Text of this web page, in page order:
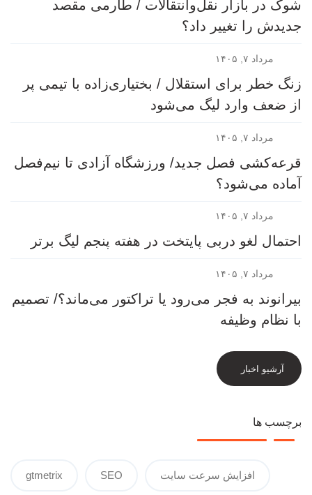
شوک در بازار نقل‌وانتقالات / طارمی مقصد
جدیدش را تغییر داد؟
مرداد ۷, ۱۴۰۵
زنگ خطر برای استقلال / بختیاری‌زاده با تیمی پر
از ضعف وارد لیگ می‌شود
مرداد ۷, ۱۴۰۵
قرعه‎‌کشی فصل جدید/ ورزشگاه آزادی تا نیم‌فصل
آماده می‌شود؟
مرداد ۷, ۱۴۰۵
احتمال لغو دربی پایتخت در هفته پنجم لیگ برتر
مرداد ۷, ۱۴۰۵
بیرانوند به فجر می‌رود یا تراکتور می‌ماند؟/ تصمیم
با نظام وظیفه
آرشیو اخبار
برچسب ها
gtmetrix SEO افزایش سرعت سایت